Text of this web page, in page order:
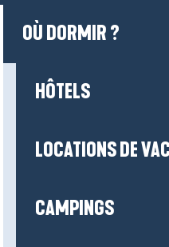
OÙ DORMIR ?
HÔTELS
LOCATIONS DE
CAMPINGS
Guérande
44
?
?